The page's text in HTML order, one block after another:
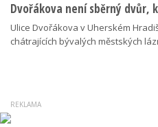
Dvořákova není sběrný dvůr,
Ulice Dvořákova v Uherském
chátrajících bývalých městských